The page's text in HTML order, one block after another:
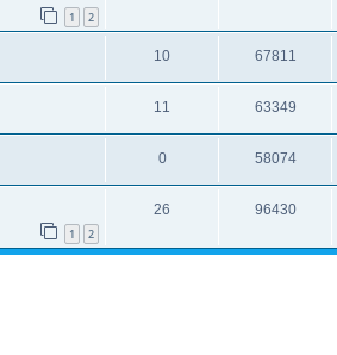
1 2
10 67811
11 63349
0 58074
1 2
26 96430